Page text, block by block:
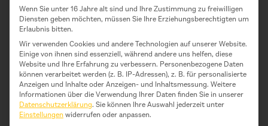
gesellschaftliches Tabuthema, das durch die
Thematisierung im Theaterspiel besprechbar wird.
Dadurch wird die Kommunikation über sexuelle
Aufklärung angestoßen und ungewollten
Schwangerschaften, aber auch sexuell übertragbaren
Krankheiten vorgebeugt.
Wenn Sie unter 16 Jahre alt sind und Ihre Zustimmung zu freiwilligen
Diensten geben möchten, müssen Sie Ihre Erziehungsberechtigten um
Erlaubnis bitten.
Wir verwenden Cookies und andere Technologien auf unserer Website.
Einige von ihnen sind essenziell, während andere uns helfen, diese
Website und Ihre Erfahrung zu verbessern. Personenbezogene Daten
können verarbeitet werden (z. B. IP-Adressen), z. B. für personalisierte
Anzeigen und Inhalte oder Anzeigen- und Inhaltsmessung. Weitere
Informationen über die Verwendung Ihrer Daten finden Sie in unserer
Datenschutzerklärung. Sie können Ihre Auswahl jederzeit unter
Einstellungenwiderrufen oder anpassen.